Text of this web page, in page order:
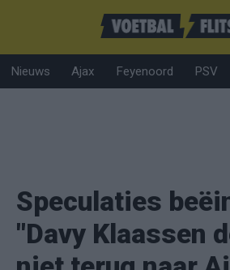
Nieuws Ajax Feyenoord PSV
Speculaties
"Davy Klaassen